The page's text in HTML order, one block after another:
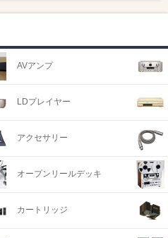
AVアンプ
LDプレイヤー
アクセサリー
オープンリールデッキ
カートリッジ